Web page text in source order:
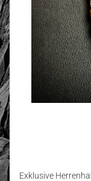
Exklusive